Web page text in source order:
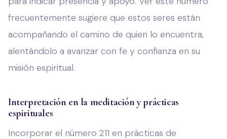
frecuentemente sugiere que estos seres están
acompañando el camino de quien lo encuentra,
alentándolo a avanzar con fe y confianza en su
misión espiritual.
Interpretación en la meditación y prácticas
espirituales
Incorporar el número 211 en prácticas de